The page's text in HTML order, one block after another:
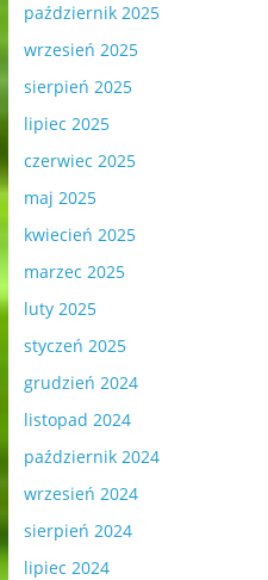
październik 2025
wrzesień 2025
sierpień 2025
lipiec 2025
czerwiec 2025
maj 2025
kwiecień 2025
marzec 2025
luty 2025
styczeń 2025
grudzień 2024
listopad 2024
październik 2024
wrzesień 2024
sierpień 2024
lipiec 2024